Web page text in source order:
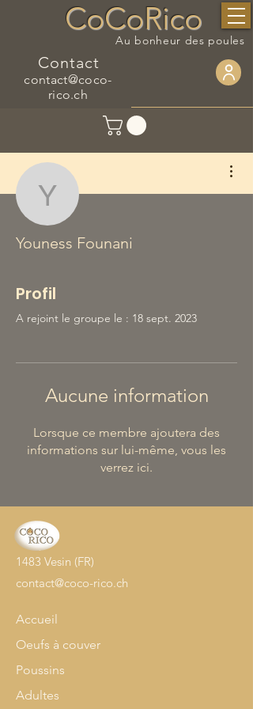
CoCoRico
Au bonheur des poules
Contact
contact@coco-
rico.ch
Youness Founani
Youness Founani
Profil
A rejoint le groupe le : 18 sept. 2023
Aucune information
Lorsque ce membre ajoutera des
informations sur lui-même, vous les
verrez ici.
1483 Vesin (FR)
contact@coco-rico.ch
Accueil
Oeufs à couver
Poussins
Adultes